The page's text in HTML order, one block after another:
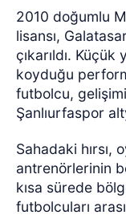
2010 doğumlu
lisansı,
çıkarıldı.
koyduğu
futbolcu,
Şanlıurfaspor
Sahadaki hırsı,
antrenörlerinin
kısa sürede
futbolcuları